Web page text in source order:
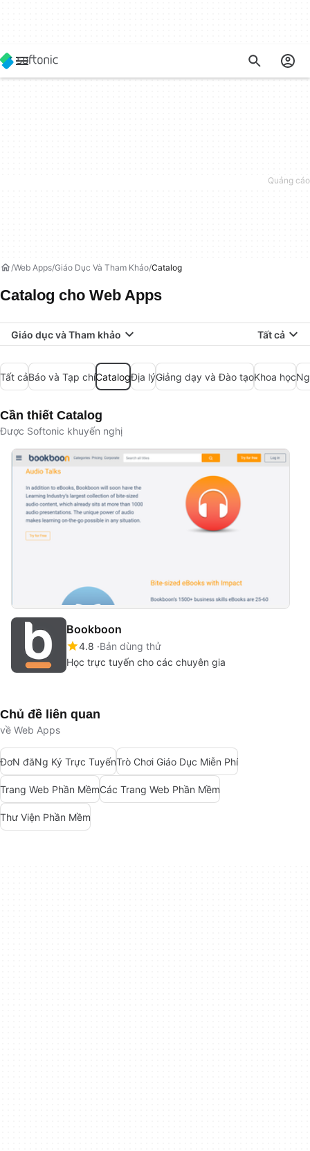
Web Apps Giáo Dục Và Tham Khảo Catalog
Catalog cho Web Apps
Giáo dục và Tham khảo Tất cả
Tất cảBáo và Tạp chíCatalogĐịa lýGiảng dạy và Đào tạoKhoa học
Cần thiết Catalog
Được Softonic khuyến nghị
Bookboon
4.8 Bản dùng thử
Học trực tuyến cho các chuyên gia
Chủ đề liên quan
về Web Apps
ĐơN đăNg Ký Trực TuyếnTrò Chơi Giáo Dục Miễn Phí
Trang Web Phần MềmCác Trang Web Phần Mềm
Thư Viện Phần Mềm